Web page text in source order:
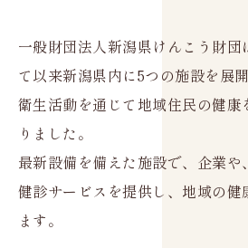
一般財団法人新潟県けんこう財団
て以来新潟県内に5つの施設を展
衛生活動を通じて地域住民の健康
りました。
最新設備を備えた施設で、企業や
健診サービスを提供し、地域の健
ます。